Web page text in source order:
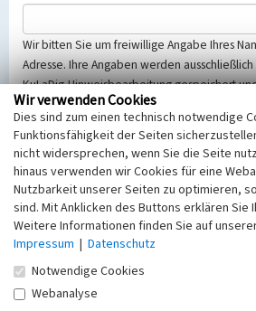
Wir bitten Sie um freiwillige Angabe Ihres
Adresse. Ihre Angaben werden
KuLaDig-Hinweisbearbeitung gespeichert
Selbstverständlich werden diese
Telemediengesetzes, des
dem 25.05.2018 gültigen Europäischen
(EU-DSGVO) vertraulich behandelt, beachten
Hinweise zumDatenschutz
Nachricht
Wir verwenden Cookies
Dies sind zum einen technisch notwendige
Funktionsfähigkeit der Seiten
nicht widersprechen, wenn Sie die Seite
hinaus verwenden wir Cookies für eine
Nutzbarkeit unserer Seiten zu optimieren,
sind. Mit Anklicken des Buttons erklären Sie
Weitere Informationen finden Sie auf
Impressum | Datenschutz
Notwendige Cookies
Webanalyse